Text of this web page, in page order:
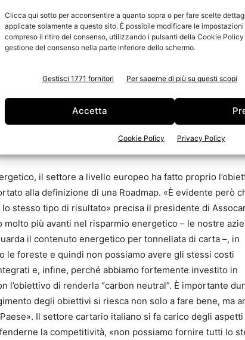
Clicca qui sotto per acconsentire a quanto sopra o per fare scelte
applicate solamente a questo sito. È possibile modificare le
compreso il ritiro del consenso, utilizzando i pulsanti della Cookie
gestione del consenso nella parte inferiore dello schermo.
Gestisci 1771 fornitori Per saperne di più su questi scopi
Accetta
Cookie Policy Privacy Policy
sono pari a circa un 6%, ma che nella parte
tavola rotonda prosegue con il tema principale
cartaria”. Si tratta di un decalogo in dieci punti che
del settore e che Maurizio Bologni, giornalista e
tre filoni: l’
il settore a livello europeo ha fatto proprio
alla definizione di una Roadmap. «È evidente però
stesso tipo di risultato» precisa il presidente di
molto più avanti nel risparmio energetico – le nostre
il contenuto energetico per tonnellata di carta –, in
le foreste e quindi non possiamo avere gli stessi costi
e, infine, perché abbiamo fortemente investito in
l’obiettivo di renderla “carbon neutral”. È importante
degli obiettivi si riesca non solo a fare bene, ma
Il settore cartario italiano si fa carico degli aspetti
la competitività, «non possiamo fornire tutti lo